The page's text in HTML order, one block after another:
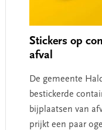
Stickers op
afval
De gemeente
bestickerde
bijplaatsen van
prijkt een paar